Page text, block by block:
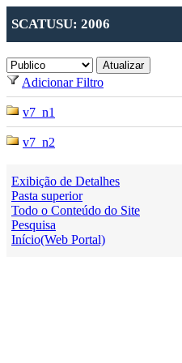
SCATUSU: 2006
Adicionar Filtro
v7_n1
v7_n2
Exibição de Detalhes
Pasta superior
Todo o Conteúdo do Site
Pesquisa
Início(Web Portal)